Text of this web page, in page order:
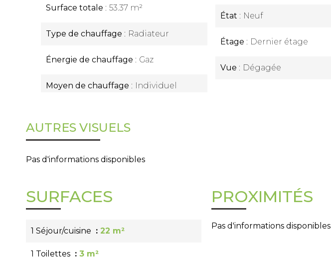
Surface totale 53.37 m²
Type de chauffage Radiateur
Énergie de chauffage Gaz
Moyen de chauffage Individuel
État Neuf
Étage Dernier étage
Vue Dégagée
AUTRES VISUELS
Pas d'informations disponibles
SURFACES
1 Séjour/cuisine 22 m²
1 Toilettes 3 m²
PROXIMITÉS
Pas d'informations disponibles